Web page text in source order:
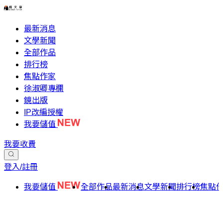
最新消息
文學新聞
全部作品
排行榜
焦點作家
徐淑卿專欄
鏡出版
IP改編授權
我要儲值
我要收費
登入/註冊
我要儲值 全部作品最新消息文學新聞排行榜焦點